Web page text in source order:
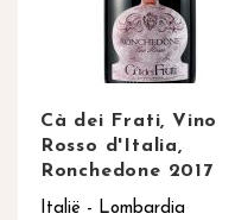
Cà dei Frati, Vino
Rosso d'Italia,
Ronchedone 2017
Italië - Lombardia